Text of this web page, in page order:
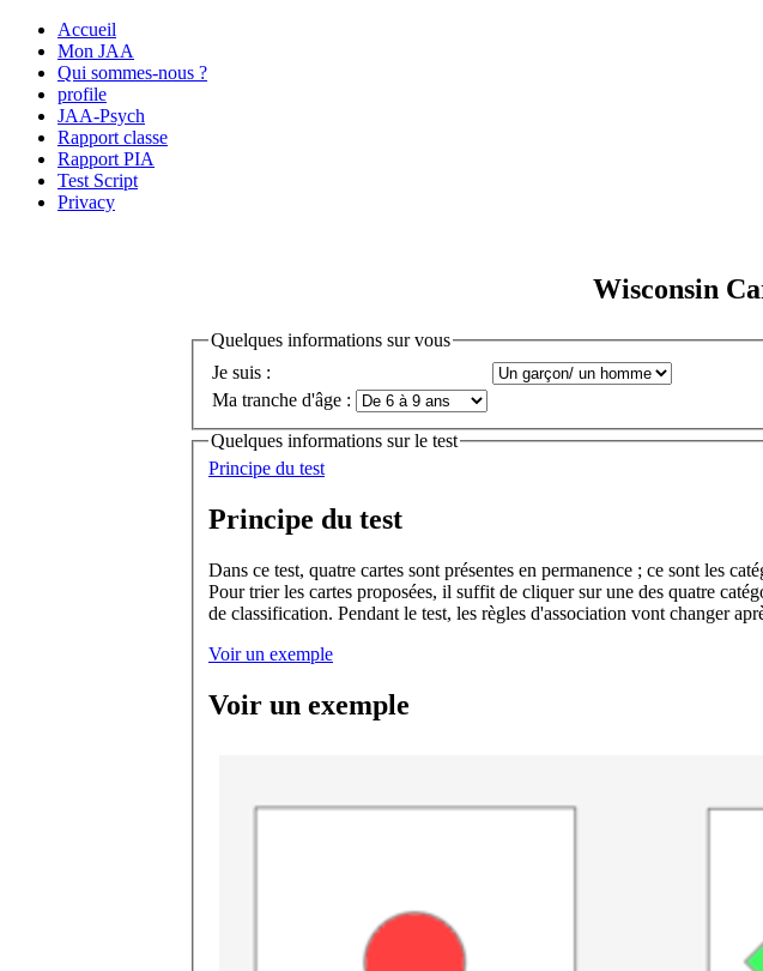
Accueil
Mon JAA
Qui sommes-nous ?
profile
JAA-Psych
Rapport classe
Rapport PIA
Test Script
Privacy
Wisconsin
Quelques informations sur vous
Je suis :
Ma tranche d'âge :
Quelques informations sur le test
Principe du test
Principe du test
Dans ce test, quatre cartes sont présentes en permanence ; ce sont les catégories. On va vous demander de trier des cartes dans une de ces 4 catégories en fonction de trois critères : la forme qui y est dessinée, la couleur des formes ou
Pour trier les cartes proposées, il suffit de cliquer sur une des quatre catégories proposées. La règle de classification vous est inconnue. On vous dira seulement si l'association que vous avez réalisée est
de classification. Pendant le test, les règles d'association vont changer
Voir un exemple
Voir un exemple